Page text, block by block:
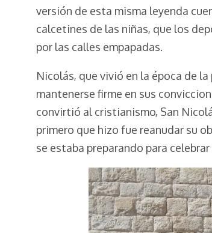
versión de esta misma leyenda
calcetines de las niñas, que los
por las calles empapadas.
Nicolás, que vivió en la época de
mantenerse firme en sus
convirtió al cristianismo, San
primero que hizo fue reanudar su
se estaba preparando para